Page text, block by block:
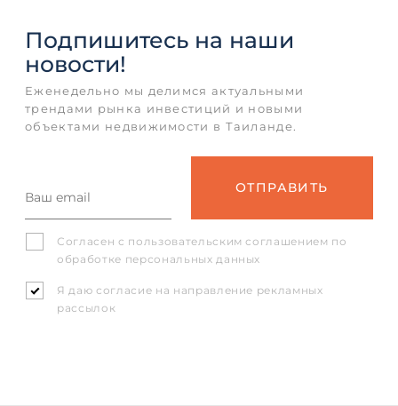
Подпишитесь на наши
новости!
Еженедельно мы делимся актуальными
трендами рынка инвестиций и новыми
объектами недвижимости в Таиланде.
Согласен с пользовательским соглашением по
обработке персональных данных
Я даю согласие на направление рекламных
рассылок